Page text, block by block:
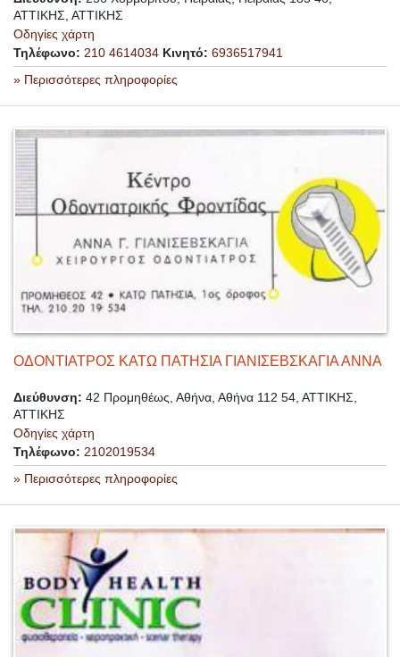
ΑΤΤΙΚΗΣ, ΑΤΤΙΚΗΣ
Οδηγίες χάρτη
Τηλέφωνο: 210 4614034 Κινητό: 6936517941
» Περισσότερες πληροφορίες
ΟΔΟΝΤΙΑΤΡΟΣ ΚΑΤΩ ΠΑΤΗΣΙΑ ΓΙΑΝΙΣΕΒΣΚΑΓΙΑ ΑΝΝΑ
Διεύθυνση: 42 Προμηθέως, Αθήνα, Αθήνα 112 54, ΑΤΤΙΚΗΣ,
ΑΤΤΙΚΗΣ
Οδηγίες χάρτη
Τηλέφωνο: 2102019534
» Περισσότερες πληροφορίες